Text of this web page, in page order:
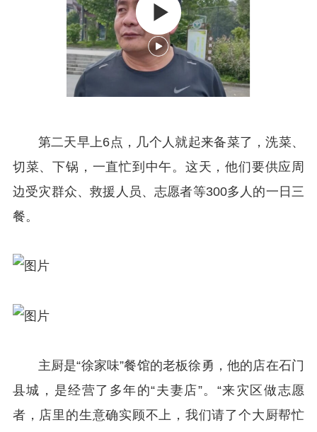
第二天早上6点，几个人就起来备菜了，洗菜、
切菜、下锅，一直忙到中午。这天，他们要供应周
边受灾群众、救援人员、志愿者等300多人的一日三
餐。
主厨是“徐家味”餐馆的老板徐勇，他的店在石门
县城，是经营了多年的“夫妻店”。“来灾区做志愿
者，店里的生意确实顾不上，我们请了个大厨帮忙